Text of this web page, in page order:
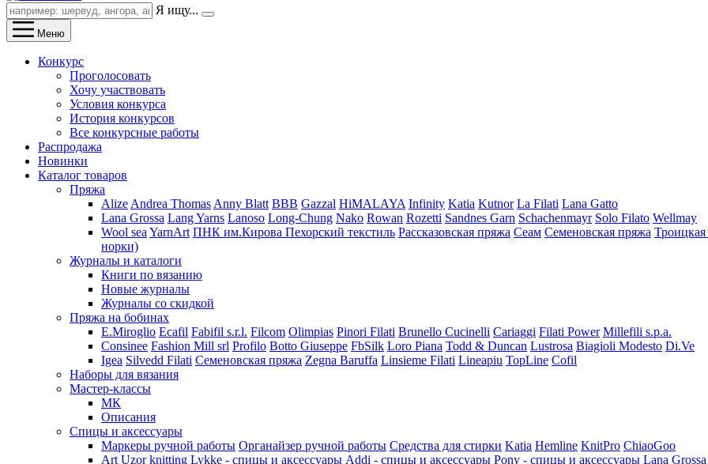
Я ищу...
Меню
Конкурс
Проголосовать
Хочу участвовать
Условия конкурса
История конкурсов
Все конкурсные работы
Распродажа
Новинки
Каталог товаров
Пряжа
Alize Andrea Thomas Anny Blatt BBB Gazzal HiMALAYA Infinity Katia Kutnor La Filati Lana Gatto
Lana Grossa Lang Yarns Lanoso Long-Chung Nako Rowan Rozetti Sandnes Garn Schachenmayr Solo Filato Wellmay
Wool sea YarnArt ПНК им.Кирова Пехорский текстиль Рассказовская пряжа Сеам Семеновская пряжа Троицкая
норки)
Журналы и каталоги
Книги по вязанию
Новые журналы
Журналы со скидкой
Пряжа на бобинах
E.Miroglio Ecafil Fabifil s.r.l. Filcom Olimpias Pinori Filati Brunello Cucinelli Cariaggi Filati Power Millefili s.p.a.
Consinee Fashion Mill srl Profilo Botto Giuseppe FbSilk Loro Piana Todd & Duncan Lustrosa Biagioli Modesto Di.Ve
Igea Silvedd Filati Семеновская пряжа Zegna Baruffa Linsieme Filati Lineapiu TopLine Cofil
Наборы для вязания
Мастер-классы
МК
Описания
Спицы и аксессуары
Маркеры ручной работы Органайзер ручной работы Средства для стирки Katia Hemline KnitPro ChiaoGoo
Art Uzor knitting Lykke - спицы и аксессуары Addi - спицы и аксессуары Pony - спицы и аксессуары Lana